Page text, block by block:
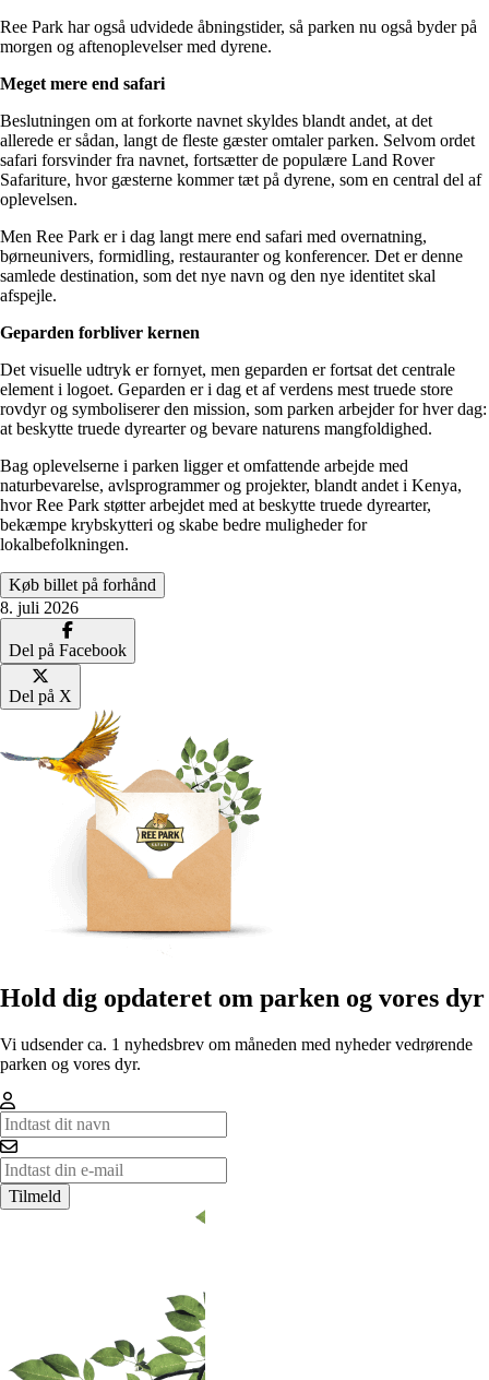
Ree Park har også udvidede åbningstider, så parken nu også byder på
morgen og aftenoplevelser med dyrene.
Meget mere end safari
Beslutningen om at forkorte navnet skyldes blandt andet, at det
allerede er sådan, langt de fleste gæster omtaler parken. Selvom ordet
safari forsvinder fra navnet, fortsætter de populære Land Rover
Safariture, hvor gæsterne kommer tæt på dyrene, som en central del af
oplevelsen.
Men Ree Park er i dag langt mere end safari med overnatning,
børneunivers, formidling, restauranter og konferencer. Det er denne
samlede destination, som det nye navn og den nye identitet skal
afspejle.
Geparden forbliver kernen
Det visuelle udtryk er fornyet, men geparden er fortsat det centrale
element i logoet. Geparden er i dag et af verdens mest truede store
rovdyr og symboliserer den mission, som parken arbejder for hver dag:
at beskytte truede dyrearter og bevare naturens mangfoldighed.
Bag oplevelserne i parken ligger et omfattende arbejde med
naturbevarelse, avlsprogrammer og projekter, blandt andet i Kenya,
hvor Ree Park støtter arbejdet med at beskytte truede dyrearter,
bekæmpe krybskytteri og skabe bedre muligheder for
lokalbefolkningen.
Køb billet på forhånd
8. juli 2026
Del på Facebook
Del på X
Hold dig opdateret om parken og vores dyr
Vi udsender ca. 1 nyhedsbrev om måneden med nyheder vedrørende
parken og vores dyr.
Tilmeld